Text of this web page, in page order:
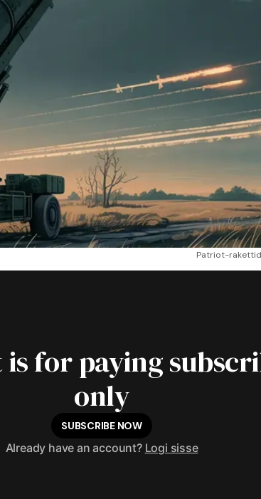
Patriot-
is for paying
only
SUBSCRIBE NOW
Already have an account? Logi sisse